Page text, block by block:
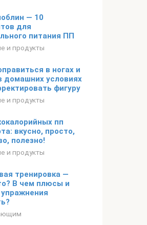
— 10
для
питания ПП
и продукты
в ногах и
домашних условиях
фигуру
и продукты
пп
вкусно, просто,
полезно!
и продукты
тренировка —
В чем плюсы и
упражнения